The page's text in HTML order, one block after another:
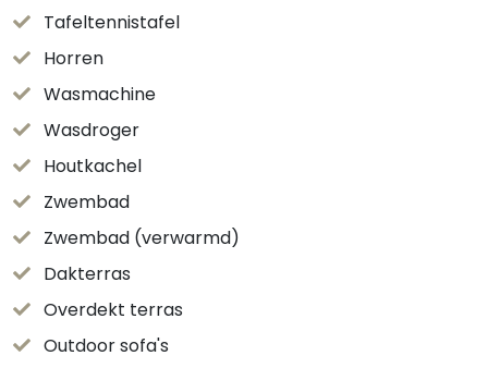
Tafeltennistafel
Horren
Wasmachine
Wasdroger
Houtkachel
Zwembad
Zwembad (verwarmd)
Dakterras
Overdekt terras
Outdoor sofa's